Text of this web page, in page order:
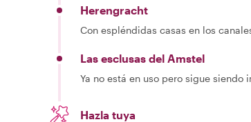
Herengracht
Con espléndidas casas en los
Las esclusas del Amstel
Ya no está en uso pero sigue siendo
Hazla tuya